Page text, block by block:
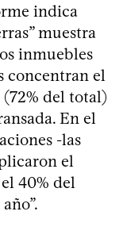
indica
muestra
inmuebles
concentran el
del total)
En el
-las
el
40% del